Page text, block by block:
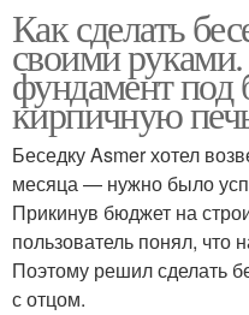
Как сделать
своими
фундамент под
кирпичную
Беседку Asmer хотел
месяца — нужно было
Прикинув бюджет на
пользователь понял, что
Поэтому решил сделать
с отцом.